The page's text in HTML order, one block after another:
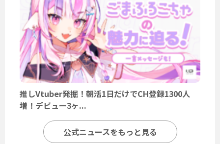
推しVtuber発掘！朝活1日だけでCH登録1300人
増！デビュー3ヶ...
公式ニュースをもっと見る